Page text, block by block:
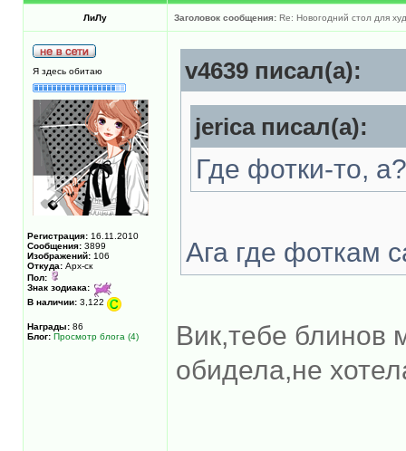
ЛиЛу Заголовок сообщения: Re: Новогодний стол для
Я здесь обитаю
Регистрация: 16.11.2010
Сообщения: 3899
Изображений: 106
Откуда: Арх-ск
Пол:
Знак зодиака:
В наличии: 3,122
Награды: 86
Блог: Просмотр блога (4)
v4639 писал(а):
jerica писал(а):
Где фотки-то, а?
Ага где фоткам
Вик,тебе блинов
обидела,не